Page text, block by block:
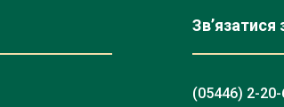
Зв’язатися
(05446) 2-